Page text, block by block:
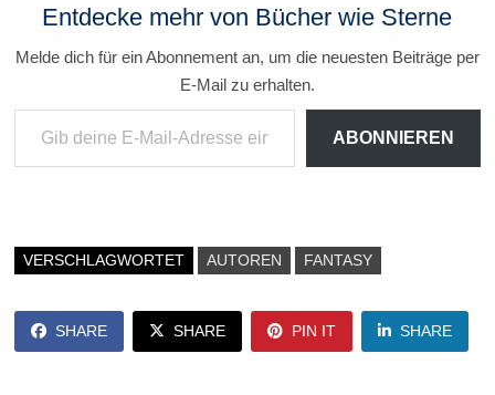
Entdecke mehr von Bücher wie Sterne
Melde dich für ein Abonnement an, um die neuesten Beiträge per
E-Mail zu erhalten.
Gib deine E-Mail-Adresse ein ...
ABONNIEREN
VERSCHLAGWORTET AUTOREN FANTASY
SHARE SHARE PIN IT SHARE